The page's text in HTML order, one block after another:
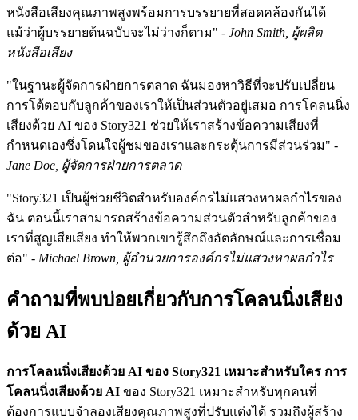
หนังสือเสียงคุณภาพสูงพร้อมการบรรยายที่สอดคล้องกันได้
แม้ว่าผู้บรรยายต้นฉบับจะไม่ว่างก็ตาม" - John Smith, ผู้ผลิต
หนังสือเสียง
"ในฐานะผู้จัดการฝ่ายการตลาด ฉันมองหาวิธีที่จะปรับเปลี่ยน
การโต้ตอบกับลูกค้าของเราให้เป็นส่วนตัวอยู่เสมอ การโคลนนิ่ง
เสียงด้วย AI ของ Story321 ช่วยให้เราสร้างข้อความเสียงที่
กำหนดเองซึ่งโดนใจผู้ชมของเราและกระตุ้นการมีส่วนร่วม" -
Jane Doe, ผู้จัดการฝ่ายการตลาด
"Story321 เป็นผู้ช่วยชีวิตสำหรับองค์กรไม่แสวงหาผลกำไรของ
ฉัน ตอนนี้เราสามารถสร้างข้อความส่วนตัวสำหรับลูกค้าของ
เราที่สูญเสียเสียง ทำให้พวกเขารู้สึกถึงอัตลักษณ์และการเชื่อม
ต่อ" - Michael Brown, ผู้อำนวยการองค์กรไม่แสวงหาผลกำไร
คำถามที่พบบ่อยเกี่ยวกับการโคลนนิ่งเสียง
ด้วย AI
การโคลนนิ่งเสียงด้วย AI ของ Story321 เหมาะสำหรับใคร การ
โคลนนิ่งเสียงด้วย AI ของ Story321 เหมาะสำหรับทุกคนที่
ต้องการแบบจำลองเสียงคุณภาพสูงที่ปรับแต่งได้ รวมถึงผู้สร้าง